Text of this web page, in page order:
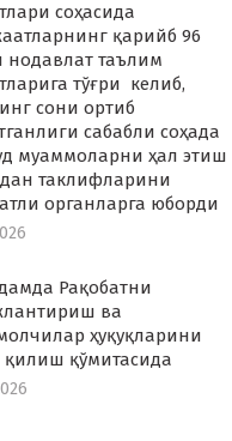
соҳасида
қарийб 96
нодавлат таълим
тўғри келиб,
сони ортиб
сабабли соҳада
муаммоларни ҳал этиш
таклифларини
органларга юборди
Рақобатни
ва
ҳуқуқларини
қилиш қўмитасида